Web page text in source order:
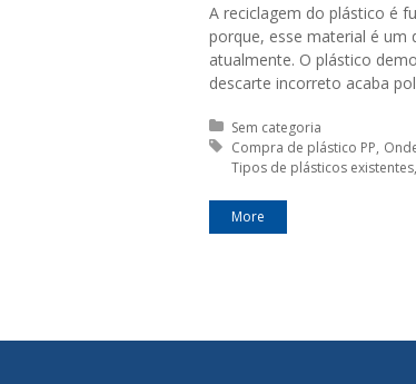
A reciclagem do plástico é
porque, esse material é um
atualmente. O plástico
descarte incorreto acaba
Posted in:
Sem categoria
Tagged with:
Compra de plástico PP
Tipos de plásticos existentes
More